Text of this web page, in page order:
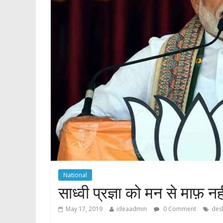
National
साध्‍वी प्रज्ञा को मन से माफ़
May 17, 2019 ideaadmin 0 Comment